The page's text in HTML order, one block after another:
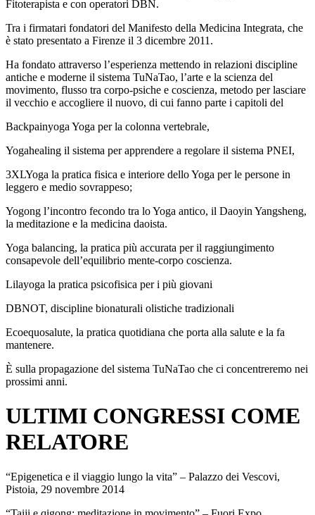
Fitoterapista e con operatori DBN.
Tra i firmatari fondatori del Manifesto della Medicina Integrata, che
è stato presentato a Firenze il 3 dicembre 2011.
Ha fondato attraverso l’esperienza mettendo in relazioni discipline
antiche e moderne il sistema TuNaTao, l’arte e la scienza del
movimento, flusso tra corpo-psiche e coscienza, metodo per lasciare
il vecchio e accogliere il nuovo, di cui fanno parte i capitoli del
Backpainyoga Yoga per la colonna vertebrale,
Yogahealing il sistema per apprendere a regolare il sistema PNEI,
3XLYoga la pratica fisica e interiore dello Yoga per le persone in
leggero e medio sovrappeso;
Yogong l’incontro fecondo tra lo Yoga antico, il Daoyin Yangsheng,
la meditazione e la medicina daoista.
Yoga balancing, la pratica più accurata per il raggiungimento
consapevole dell’equilibrio mente-corpo coscienza.
Lilayoga la pratica psicofisica per i più giovani
DBNOT, discipline bionaturali olistiche tradizionali
Ecoequosalute, la pratica quotidiana che porta alla salute e la fa
mantenere.
È sulla propagazione del sistema TuNaTao che ci concentreremo nei
prossimi anni.
ULTIMI CONGRESSI COME
RELATORE
“Epigenetica e il viaggio lungo la vita” – Palazzo dei Vescovi,
Pistoia, 29 novembre 2014